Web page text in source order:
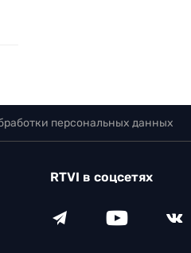
персональных данных
RTVI в соцсетях